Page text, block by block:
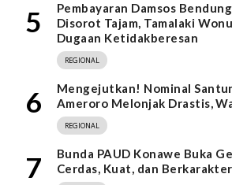
5
Pembayaran Damsos
Disorot Tajam, Tamalaki
Dugaan Ketidakberesan
REGIONAL
6
Mengejutkan! Nominal
Ameroro Melonjak Drastis,
REGIONAL
7
Bunda PAUD Konawe Buka
Cerdas, Kuat, dan Berkarakter